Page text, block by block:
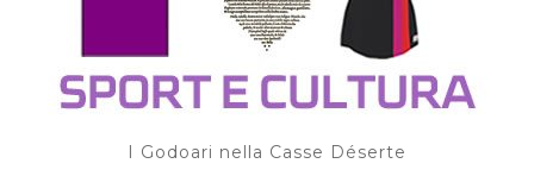
I Godoari nella Casse Déserte